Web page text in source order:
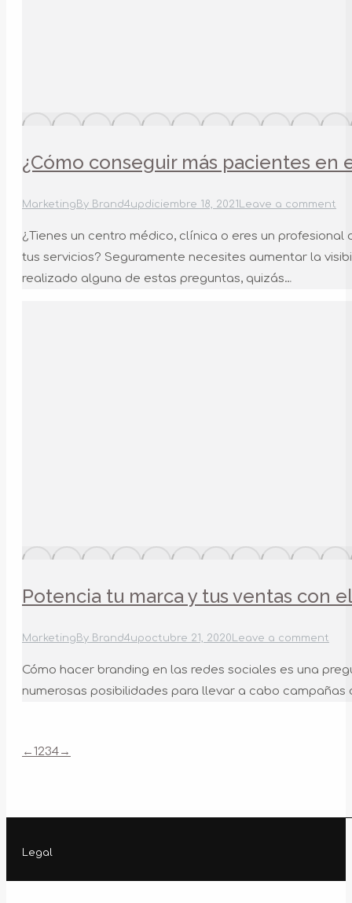
¿Cómo conseguir más pacientes en
Marketing By Brand4updiciembre 18, 2021 Leave a comment
¿Tienes un centro médico, clínica o eres un
tus servicios? Seguramente necesites aumentar la
realizado alguna de estas preguntas, quizás…
Potencia tu marca y tus ventas con
Marketing By Brand4upoctubre 21, 2020 Leave a comment
Cómo hacer branding en las redes sociales es una
numerosas posibilidades para llevar a cabo
←1234→
Legal